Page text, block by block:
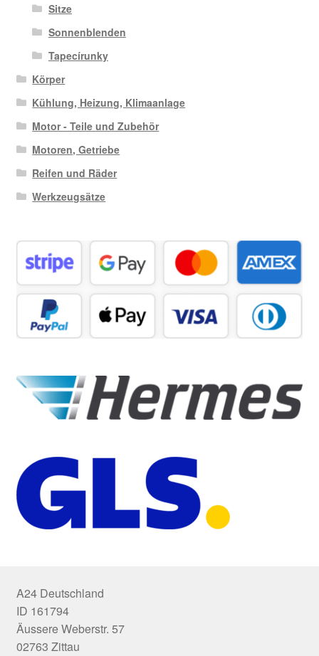
Sitze
Sonnenblenden
Tapecírunky
Körper
Kühlung, Heizung, Klimaanlage
Motor - Teile und Zubehör
Motoren, Getriebe
Reifen und Räder
Werkzeugsätze
A24 Deutschland
ID 161794
Äussere Weberstr. 57
02763 Zittau